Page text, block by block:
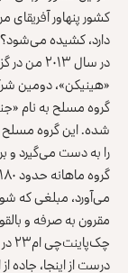
کشور پنهاور
دارد، کشیده می‌شود؟
در سال ۲۰۱۳ من در
«هینیکن»، دومین
شده. این گروه مسلح
را به دست می‌گیرد و
مقرون به صرفه و
درست از اینجا، جاده